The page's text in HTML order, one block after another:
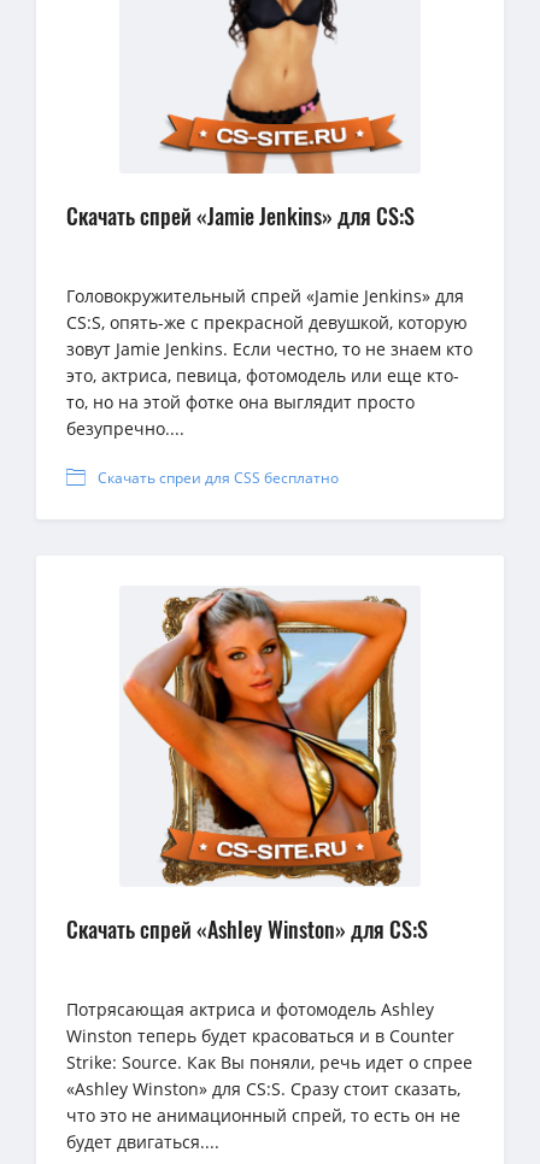
Скачать спрей «Jamie Jenkins» для CS:S
Головокружительный спрей «Jamie Jenkins» для
CS:S, опять-же с прекрасной девушкой, которую
зовут Jamie Jenkins. Если честно, то не знаем кто
это, актриса, певица, фотомодель или еще кто-
то, но на этой фотке она выглядит просто
безупречно....
Скачать спреи для CSS бесплатно
Скачать спрей «Ashley Winston» для CS:S
Потрясающая актриса и фотомодель Ashley
Winston теперь будет красоваться и в Counter
Strike: Source. Как Вы поняли, речь идет о спрее
«Ashley Winston» для CS:S. Сразу стоит сказать,
что это не анимационный спрей, то есть он не
будет двигаться....